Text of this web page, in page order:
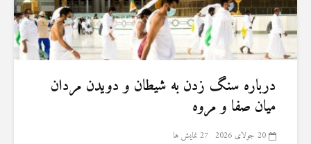
درباره سنگ زدن به شیطان و دویدن مردان
میان صفا و مروه
20 جولای 2026 27 نمایش ها